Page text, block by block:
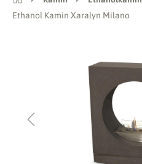
Ethanol Kamin Xaralyn Milano